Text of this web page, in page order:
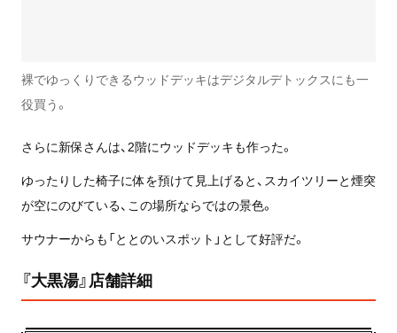
裸でゆっくりできるウッドデッキはデジタルデトックスにも一
役買う。
さらに新保さんは、 2階にウッドデッキも作った。
ゆったりした椅子に体を預けて見上げると、スカイツリーと煙突
が空にのびている、この場所ならではの景色。
サウナーからも「ととのいスポット」として好評だ。
『大黒湯』店舗詳細